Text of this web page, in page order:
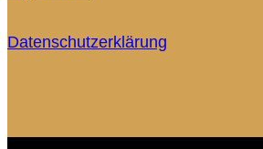
Datenschutzerklärung